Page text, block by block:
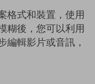
格式和裝置，使用
糊後，您可以利用
編輯影片或音訊，